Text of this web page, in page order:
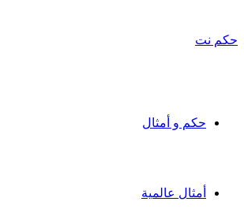
حكم نت
حكم و أمثال
أمثال عالمية